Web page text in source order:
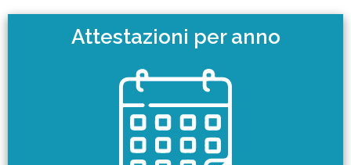
Attestazioni per anno